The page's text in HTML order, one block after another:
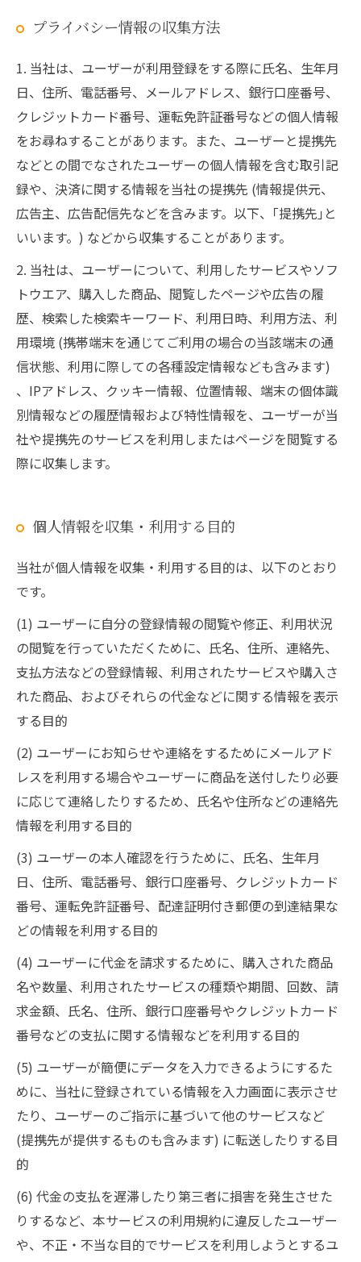
プライバシー情報の収集方法
1. 当社は、ユーザーが利用登録をする際に氏名、生年月
日、住所、電話番号、メールアドレス、銀行口座番号、
クレジットカード番号、運転免許証番号などの個人情報
をお尋ねすることがあります。また、ユーザーと提携先
などとの間でなされたユーザーの個人情報を含む取引記
録や、決済に関する情報を当社の提携先 (情報提供元、
広告主、広告配信先などを含みます。以下、｢提携先｣と
いいます。) などから収集することがあります。
2. 当社は、ユーザーについて、利用したサービスやソフ
トウエア、購入した商品、閲覧したページや広告の履
歴、検索した検索キーワード、利用日時、利用方法、利
用環境 (携帯端末を通じてご利用の場合の当該端末の通
信状態、利用に際しての各種設定情報なども含みます)
、IPアドレス、クッキー情報、位置情報、端末の個体識
別情報などの履歴情報および特性情報を、ユーザーが当
社や提携先のサービスを利用しまたはページを閲覧する
際に収集します。
個人情報を収集・利用する目的
当社が個人情報を収集・利用する目的は、以下のとおり
です。
(1) ユーザーに自分の登録情報の閲覧や修正、利用状況
の閲覧を行っていただくために、氏名、住所、連絡先、
支払方法などの登録情報、利用されたサービスや購入さ
れた商品、およびそれらの代金などに関する情報を表示
する目的
(2) ユーザーにお知らせや連絡をするためにメールアド
レスを利用する場合やユーザーに商品を送付したり必要
に応じて連絡したりするため、氏名や住所などの連絡先
情報を利用する目的
(3) ユーザーの本人確認を行うために、氏名、生年月
日、住所、電話番号、銀行口座番号、クレジットカード
番号、運転免許証番号、配達証明付き郵便の到達結果な
どの情報を利用する目的
(4) ユーザーに代金を請求するために、購入された商品
名や数量、利用されたサービスの種類や期間、回数、請
求金額、氏名、住所、銀行口座番号やクレジットカード
番号などの支払に関する情報などを利用する目的
(5) ユーザーが簡便にデータを入力できるようにするた
めに、当社に登録されている情報を入力画面に表示させ
たり、ユーザーのご指示に基づいて他のサービスなど
(提携先が提供するものも含みます) に転送したりする目
的
(6) 代金の支払を遅滞したり第三者に損害を発生させた
りするなど、本サービスの利用規約に違反したユーザー
や、不正・不当な目的でサービスを利用しようとするユ